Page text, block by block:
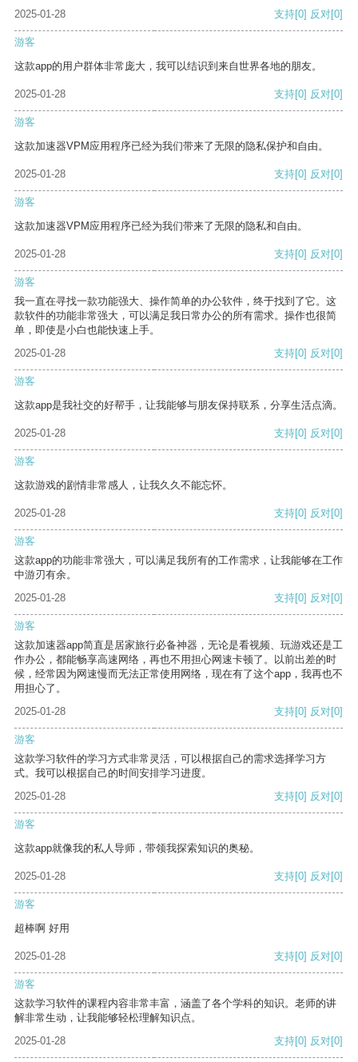
2025-01-28 支持[0] 反对[0]
游客
这款app的用户群体非常庞大，我可以结识到来自世界各地的朋友。
2025-01-28 支持[0] 反对[0]
游客
这款加速器VPM应用程序已经为我们带来了无限的隐私保护和自由。
2025-01-28 支持[0] 反对[0]
游客
这款加速器VPM应用程序已经为我们带来了无限的隐私和自由。
2025-01-28 支持[0] 反对[0]
游客
我一直在寻找一款功能强大、操作简单的办公软件，终于找到了它。这
款软件的功能非常强大，可以满足我日常办公的所有需求。操作也很简
单，即使是小白也能快速上手。
2025-01-28
支持[0] 反对[0]
游客
这款app是我社交的好帮手，让我能够与朋友保持联系，分享生活点滴。
2025-01-28 支持[0] 反对[0]
游客
这款游戏的剧情非常感人，让我久久不能忘怀。
2025-01-28 支持[0] 反对[0]
游客
这款app的功能非常强大，可以满足我所有的工作需求，让我能够在工作
中游刃有余。
2025-01-28
支持[0] 反对[0]
游客
这款加速器app简直是居家旅行必备神器，无论是看视频、玩游戏还是工
作办公，都能畅享高速网络，再也不用担心网速卡顿了。以前出差的时
候，经常因为网速慢而无法正常使用网络，现在有了这个app，我再也不
用担心了。
2025-01-28
支持[0] 反对[0]
游客
这款学习软件的学习方式非常灵活，可以根据自己的需求选择学习方
式。我可以根据自己的时间安排学习进度。
2025-01-28
支持[0] 反对[0]
游客
这款app就像我的私人导师，带领我探索知识的奥秘。
2025-01-28 支持[0] 反对[0]
游客
超棒啊 好用
2025-01-28 支持[0] 反对[0]
游客
这款学习软件的课程内容非常丰富，涵盖了各个学科的知识。老师的讲
解非常生动，让我能够轻松理解知识点。
2025-01-28
支持[0] 反对[0]